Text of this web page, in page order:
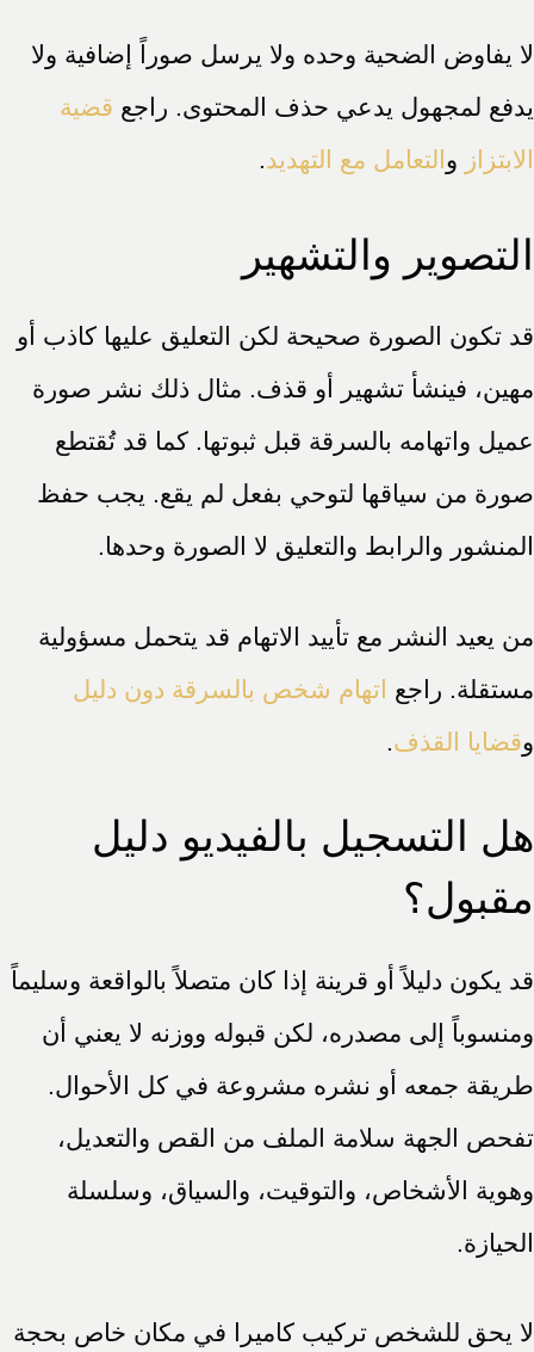
لا يفاوض الضحية وحده ولا يرسل صوراً إضافية ولا
يدفع لمجهول يدعي حذف المحتوى. راجع قضية
الابتزاز و التعامل مع التهديد.
التصوير والتشهير
قد تكون الصورة صحيحة لكن التعليق عليها كاذب أو
مهين، فينشأ تشهير أو قذف. مثال ذلك نشر صورة
عميل واتهامه بالسرقة قبل ثبوتها. كما قد تُقتطع
صورة من سياقها لتوحي بفعل لم يقع. يجب حفظ
المنشور والرابط والتعليق لا الصورة وحدها.
من يعيد النشر مع تأييد الاتهام قد يتحمل مسؤولية
مستقلة. راجع
اتهام شخص بالسرقة دون دليل
وقضايا القذف
هل التسجيل بالفيديو دليل
مقبول؟
قد يكون دليلاً أو قرينة إذا كان متصلاً بالواقعة وسليماً
ومنسوباً إلى مصدره، لكن قبوله ووزنه لا يعني أن
طريقة جمعه أو نشره مشروعة في كل الأحوال.
تفحص الجهة سلامة الملف من القص والتعديل،
وهوية الأشخاص، والتوقيت، والسياق، وسلسلة
الحيازة.
لا يحق للشخص تركيب كاميرا في مكان خاص بحجة